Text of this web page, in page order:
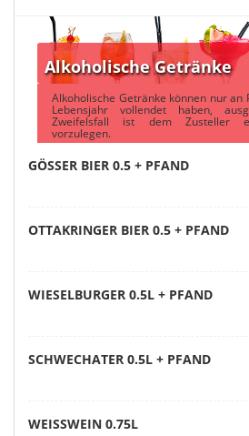
Alkoholische Getränke
Alkoholische Getränke können nur an
Lebensjahr vollendet haben,
Zweifelsfall ist dem Zusteller
vorzulegen.
GÖSSER BIER 0.5 + PFAND
OTTAKRINGER BIER 0.5 + PFAND
WIESELBURGER 0.5L + PFAND
SCHWECHATER 0.5L + PFAND
WEISSWEIN 0.75L